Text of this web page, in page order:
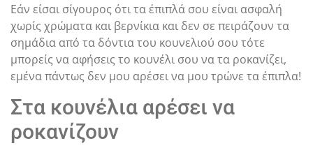
Εάν είσαι σίγουρος ότι τα έπιπλά σου είναι ασφαλή
χωρίς χρώματα και βερνίκια και δεν σε πειράζουν τα
σημάδια από τα δόντια του κουνελιού σου τότε
μπορείς να αφήσεις το κουνέλι σου να τα ροκανίζει,
εμένα πάντως δεν μου αρέσει να μου τρώνε τα έπιπλα!
Στα κουνέλια αρέσει να
ροκανίζουν